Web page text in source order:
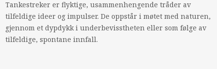
Tankestreker er flyktige, usammenhengende tråder av
tilfeldige ideer og impulser. De oppstår i møtet med naturen,
gjennom et dypdykk i underbevisstheten eller som følge av
tilfeldige, spontane innfall.